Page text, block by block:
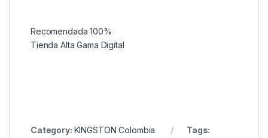
Recomendada 100%
Tienda Alta Gama Digital
Category: KINGSTON Colombia
Tags: